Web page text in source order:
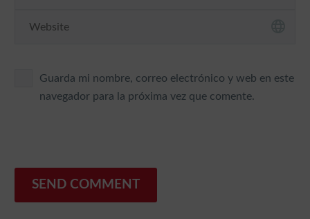
Guarda mi nombre, correo electrónico y web en este
navegador para la próxima vez que comente.
SEND COMMENT